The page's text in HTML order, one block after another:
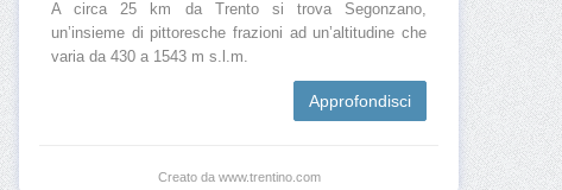
A circa 25 km da Trento si trova Segonzano,
un’insieme di pittoresche frazioni ad un’altitudine che
varia da 430 a 1543 m s.l.m.
Approfondisci
Creato da www.trentino.com